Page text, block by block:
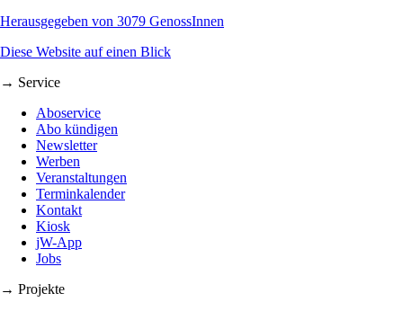
Herausgegeben von 3079 GenossInnen
Diese Website auf einen Blick
→ Service
Aboservice
Abo kündigen
Newsletter
Werben
Veranstaltungen
Terminkalender
Kontakt
Kiosk
jW-App
Jobs
→ Projekte